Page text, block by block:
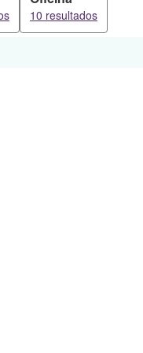
10 resultados